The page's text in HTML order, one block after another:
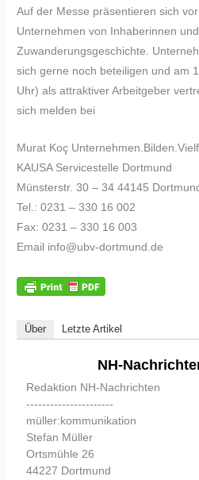
Auf der Messe präsentieren sich
Unternehmen von Inhaberinnen
Zuwanderungsgeschichte.
sich gerne noch beteiligen und am
Uhr) als attraktiver Arbeitgeber
sich melden bei
Murat Koç
KAUSA Servicestelle Dortmund
Münsterstr. 30 – 34 44145
Tel.: 0231 – 330 16 002
Fax: 0231 – 330 16 003
Email info@ubv-dortmund.de
Über Letzte Artikel
NH-
Redaktion NH-Nachrichten
----------------------
müller:kommunikation
Stefan Müller
Ortsmühle 26
44227 Dortmund